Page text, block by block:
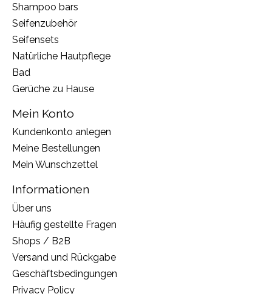
Shampoo bars
Seifenzubehör
Seifensets
Natürliche Hautpflege
Bad
Gerüche zu Hause
Mein Konto
Kundenkonto anlegen
Meine Bestellungen
Mein Wunschzettel
Informationen
Über uns
Häufig gestellte Fragen
Shops / B2B
Versand und Rückgabe
Geschäftsbedingungen
Privacy Policy